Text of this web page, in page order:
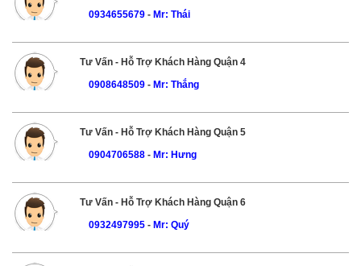
0934655679- Mr: Thái
Tư Vấn - Hỗ Trợ Khách Hàng Quận 4
0908648509- Mr: Thắng
Tư Vấn - Hỗ Trợ Khách Hàng Quận 5
0904706588- Mr: Hưng
Tư Vấn - Hỗ Trợ Khách Hàng Quận 6
0932497995- Mr: Quý